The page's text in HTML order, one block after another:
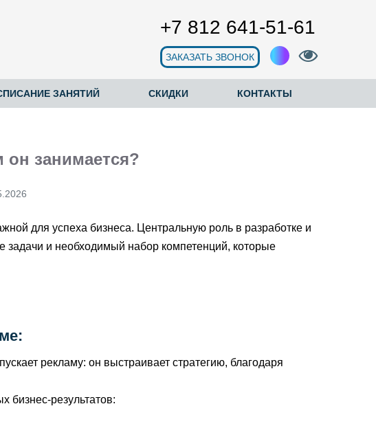
+7 812 641‑51‑61
ЗАКАЗАТЬ ЗВОНОК
ЗАНЯТИЙ СКИДКИ КОНТАКТЫ
он занимается?
для успеха бизнеса. Центральную роль в разработке и
задачи и необходимый набор компетенций, которые
рекламу: он выстраивает стратегию, благодаря